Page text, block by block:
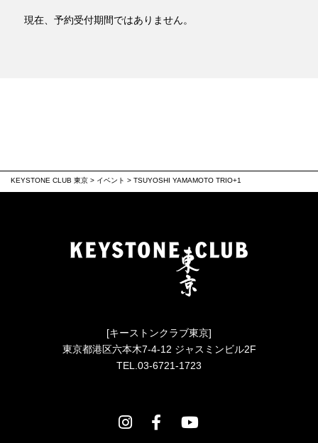
現在、予約受付期間ではありません。
KEYSTONE CLUB 東京 > イベント > TSUYOSHI YAMAMOTO TRIO+1
[キーストンクラブ東京]
東京都港区六本木7-4-12 ジャスミンビル2F
TEL.03-6721-1723